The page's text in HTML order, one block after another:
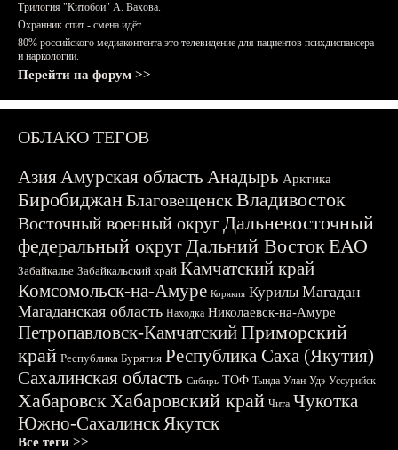
Трилогия "Китобои" А. Вахова.
Охранник спит - смена идёт
80% российского медиаконтента это телевидение для пациентов психдиспансера
и наркологии.
Перейти на форум >>
ОБЛАКО ТЕГОВ
АзияАмурская область Анадырь Арктика
БиробиджанБлаговещенскВладивосток
Восточный военный округДальневосточный
федеральный округДальний ВостокЕАО
Забайкалье Забайкальский край Камчатский край
Комсомольск-на-Амуре Корякия Курилы Магадан
Магаданская область Находка Николаевск-на-Амуре
Петропавловск-КамчатскийПриморский
край Республика Бурятия Республика Саха (Якутия)
Сахалинская область Сибирь ТОФ Тында Улан-Удэ Уссурийск
ХабаровскХабаровский край Чита Чукотка
Южно-СахалинскЯкутск
Все теги >>